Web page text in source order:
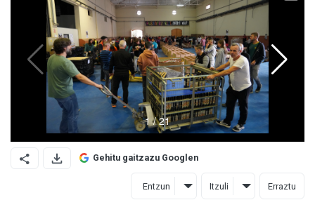
Gehitu gaitzazu Googlen
Entzun Itzuli Erraztu